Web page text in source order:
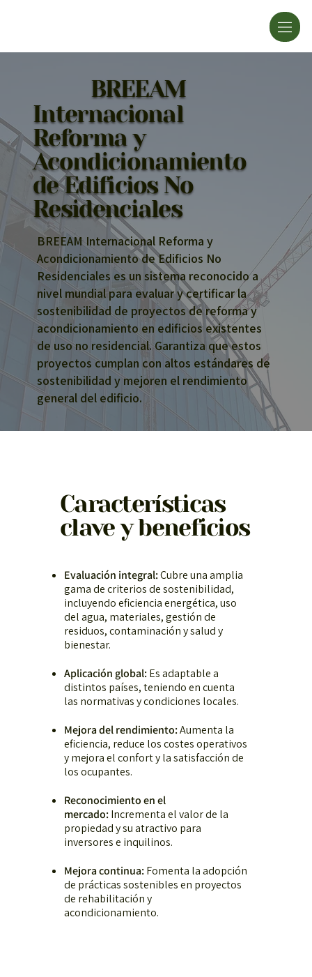
BREEAM
Internacional
Reforma y
Acondicionamiento
de Edificios No
Residenciales
BREEAM Internacional Reforma y
Acondicionamiento de Edificios No
Residenciales es un sistema reconocido a
nivel mundial para evaluar y certificar la
sostenibilidad de proyectos de reforma y
acondicionamiento en edificios existentes
de uso no residencial. Garantiza que estos
proyectos cumplan con altos estándares de
sostenibilidad y mejoren el rendimiento
general del edificio.
Características
clave y beneficios
Evaluación integral:Cubre una amplia
gama de criterios de sostenibilidad,
incluyendo eficiencia energética, uso
del agua, materiales, gestión de
residuos, contaminación y salud y
bienestar.
Aplicación global:Es adaptable a
distintos países, teniendo en cuenta
las normativas y condiciones locales.
Mejora del rendimiento:Aumenta la
eficiencia, reduce los costes operativos
y mejora el confort y la satisfacción de
los ocupantes.
Reconocimiento en el
mercado:Incrementa el valor de la
propiedad y su atractivo para
inversores e inquilinos.
Mejora continua:Fomenta la adopción
de prácticas sostenibles en proyectos
de rehabilitación y
acondicionamiento.